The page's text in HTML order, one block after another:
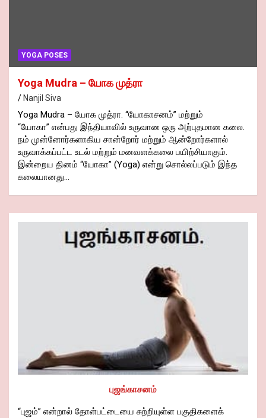
YOGA POSES
Yoga Mudra – யோக முத்ரா
Nanjil Siva
Yoga Mudra – யோக முத்ரா. “யோகாசனம்” மற்றும்
“யோகா” என்பது இந்தியாவில் உருவான ஒரு அற்புதமான கலை.
நம் முன்னோர்களாகிய சான்றோர் மற்றும் ஆன்றோர்களால்
உருவாக்கப்பட்ட உடல் மற்றும் மனவளக்கலை பயிற்சியாகும்.
இன்றைய தினம் “யோகா” (Yoga) என்று சொல்லப்படும் இந்த
கலையானது…
புஜங்காசனம்
“புஜம்” என்றால் தோள்பட்டையை சுற்றியுள்ள பகுதிகளைக்